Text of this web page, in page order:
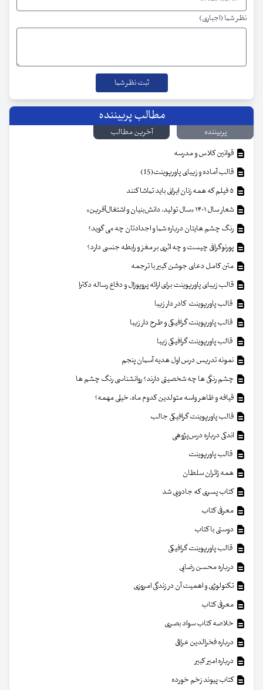
نظر شما (اجباری)
مطالب پربیننده
پربیننده
آخرین مطالب
قوانین کلاس و مدرسه
قالب آماده و زیبای پاورپوینت(15)
شعار سال ۱۴۰۱ «سال تولید، دانش‌بنیان و اشتغال‌آفرین»
رنگ چشم هایتان درباره شما و اجدادتان چه می گوید؟
پورنوگرافی چیست و چه اثری بر مغز و رابطه جنسی دارد؟
متن کامل دعای جوشن کبیر با ترجمه
قالب زیبای پاورپوینت برای ارائه پروپوزال و دفاع رساله دکترا
قالب پاورپوینت کادر دار زیبا
قالب پاورپوینت گرافیکی و طرح دار زیبا
قالب پاورپوینت گرافیکی زیبا
نمونه تدریس درس اول هدیه آسمان پنجم
چشم رنگی ها چه شخصیتی دارند؟ روانشناسی رنگ چشم ها
قیافه و ظاهر واسه متولدین کدوم ماه، خیلی مهمه؟
قالب پاورپوینت گرافیکی جالب
اندکی درباره درس‌پژوهی
قالب پاورپوینت
همه زائران سلطان
کتاب پسری که جادویی شد
معرفی کتاب
دوستی با کتاب
قالب پاورپوینت گرافیکی
درباره محسن رضایی
تکنولوژی و اهمیت آن در زندگی امروزی
معرفی کتاب
خلاصه کتاب سواد بصری
درباره فخرالدین عراقی
درباره امیر کبیر
کتاب پیوند زخم خورده